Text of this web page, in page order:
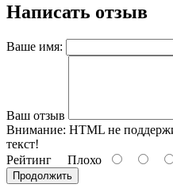
Написать отзыв
Ваше имя:
Ваш отзыв
Внимание: HTML не
текст!
Рейтинг Плохо
Продолжить